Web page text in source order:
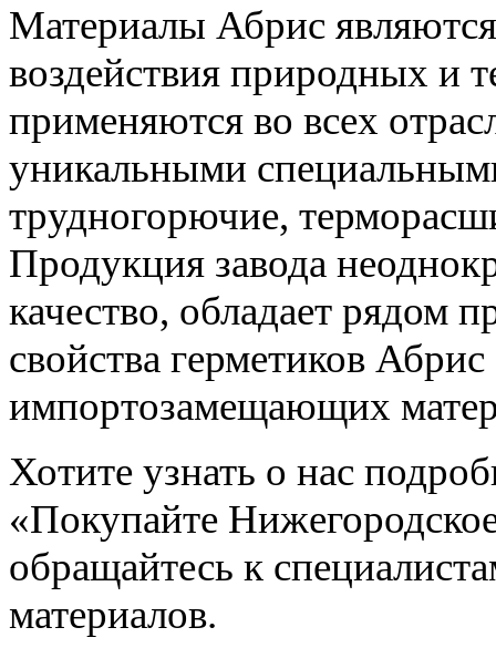
Материалы Абрис
воздействия природных и
применяются во всех
уникальными
трудногорючие,
Продукция завода
качество, обладает рядом
свойства герметиков
импортозамещающих
Хотите узнать о нас
«Покупайте
обращайтесь к
материалов.